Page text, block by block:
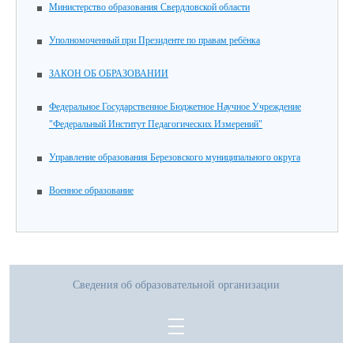
Министерство образования Свердловской области
Уполномоченный при Президенте по правам ребёнка
ЗАКОН ОБ ОБРАЗОВАНИИ
Федеральное Государственное Бюджетное Научное Учреждение
"Федеральный Институт Педагогических Измерений"
Управление образования Березовского муниципального округа
Военное образование
Сведения об образовательной организации